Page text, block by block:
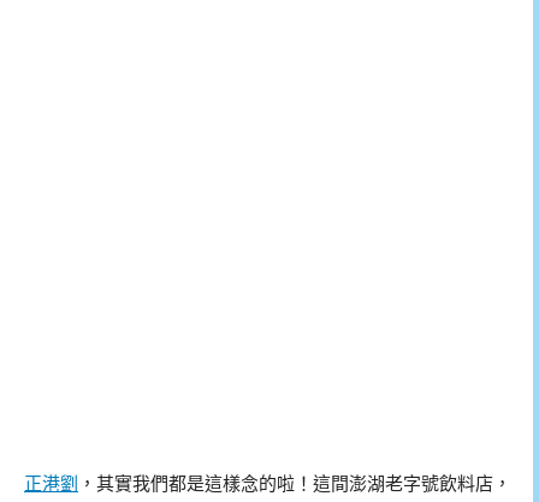
正港劉
，其實我們都是這樣念的啦！這間澎湖老字號飲料店，